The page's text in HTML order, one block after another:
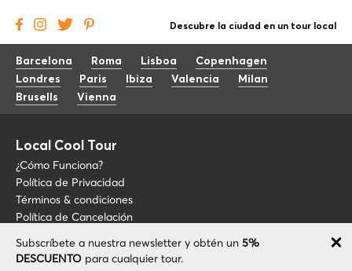
Subscríbete a nuestra newsletter y obtén un 5%
DESCUENTO para cualquier tour.
Descubre la ciudad en un tour local
Barcelona Roma Lisboa
Copenhagen
Londres
Paris Ibiza Valencia
Milan
Brusells
Vienna
Local Cool Tour
¿Cómo Funciona?
Política de Privacidad
Términos & condiciones
Política de Cancelación
Blog
Sobre LCT
+34 675 176 220